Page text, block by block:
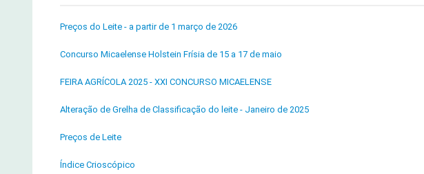
Preços do Leite - a partir de 1 março de 2026
Concurso Micaelense Holstein Frísia de 15 a 17 de maio
FEIRA AGRÍCOLA 2025 - XXI CONCURSO MICAELENSE
Alteração de Grelha de Classificação do leite - Janeiro de 2025
Preços de Leite
Índice Crioscópico